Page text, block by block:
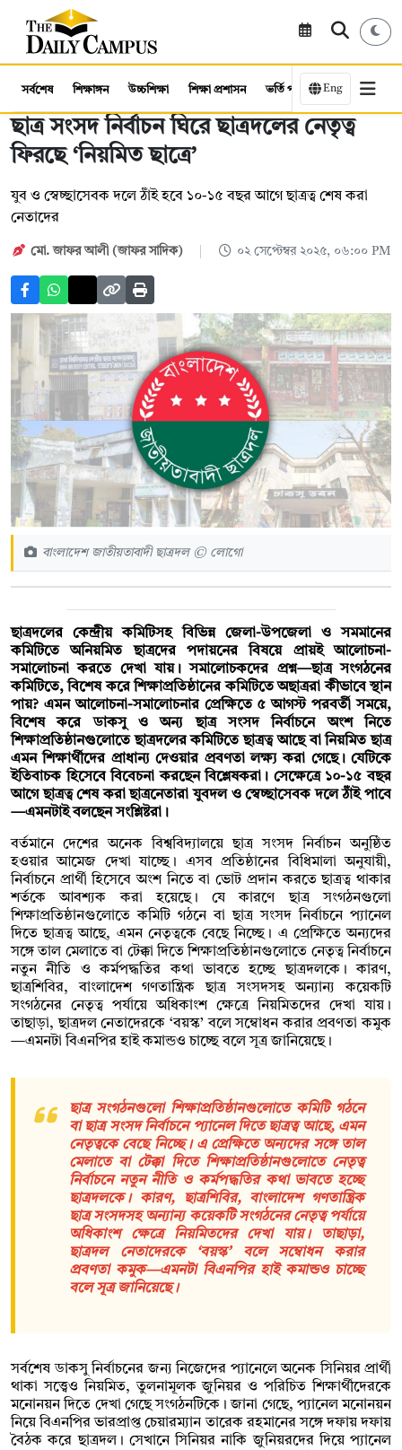
সর্বশেষ শিক্ষাঙ্গন উচ্চশিক্ষা শিক্ষা প্রশাসন ভর্তি পরীক্ষা কর্মসংস্থান
Eng
ছাত্র সংসদ নির্বাচন ঘিরে ছাত্রদলের নেতৃত্ব
ফিরছে ‘নিয়মিত ছাত্রে’
যুব ও স্বেচ্ছাসেবক দলে ঠাঁই হবে ১০-১৫ বছর আগে ছাত্রত্ব শেষ করা
নেতাদের
মো. জাফর আলী (জাফর সাদিক) ০২ সেপ্টেম্বর ২০২৫, ০৬:০০ PM
বাংলাদেশ জাতীয়তাবাদী ছাত্রদল © লোগো
ছাত্রদলের কেন্দ্রীয় কমিটিসহ বিভিন্ন জেলা-উপজেলা ও সমমানের
কমিটিতে অনিয়মিত ছাত্রদের পদায়নের বিষয়ে প্রায়ই আলোচনা-
সমালোচনা করতে দেখা যায়। সমালোচকদের প্রশ্ন—ছাত্র সংগঠনের
কমিটিতে, বিশেষ করে শিক্ষাপ্রতিষ্ঠানের কমিটিতে অছাত্ররা কীভাবে স্থান
পায়? এমন আলোচনা-সমালোচনার প্রেক্ষিতে ৫ আগস্ট পরবর্তী সময়ে,
বিশেষ করে ডাকসু ও অন্য ছাত্র সংসদ নির্বাচনে অংশ নিতে
শিক্ষাপ্রতিষ্ঠানগুলোতে ছাত্রদলের কমিটিতে ছাত্রত্ব আছে বা নিয়মিত ছাত্র
এমন শিক্ষার্থীদের প্রাধান্য দেওয়ার প্রবণতা লক্ষ্য করা গেছে। যেটিকে
ইতিবাচক হিসেবে বিবেচনা করছেন বিশ্লেষকরা। সেক্ষেত্রে ১০-১৫ বছর
আগে ছাত্রত্ব শেষ করা ছাত্রনেতারা যুবদল ও স্বেচ্ছাসেবক দলে ঠাঁই পাবে
—এমনটাই বলছেন সংশ্লিষ্টরা।
বর্তমানে দেশের অনেক বিশ্ববিদ্যালয়ে ছাত্র সংসদ নির্বাচন অনুষ্ঠিত
হওয়ার আমেজ দেখা যাচ্ছে। এসব প্রতিষ্ঠানের বিধিমালা অনুযায়ী,
নির্বাচনে প্রার্থী হিসেবে অংশ নিতে বা ভোট প্রদান করতে ছাত্রত্ব থাকার
শর্তকে আবশ্যক করা হয়েছে। যে কারণে ছাত্র সংগঠনগুলো
শিক্ষাপ্রতিষ্ঠানগুলোতে কমিটি গঠনে বা ছাত্র সংসদ নির্বাচনে প্যানেল
দিতে ছাত্রত্ব আছে, এমন নেতৃত্বকে বেছে নিচ্ছে। এ প্রেক্ষিতে অন্যদের
সঙ্গে তাল মেলাতে বা টেক্কা দিতে শিক্ষাপ্রতিষ্ঠানগুলোতে নেতৃত্ব নির্বাচনে
নতুন নীতি ও কর্মপদ্ধতির কথা ভাবতে হচ্ছে ছাত্রদলকে। কারণ,
ছাত্রশিবির, বাংলাদেশ গণতান্ত্রিক ছাত্র সংসদসহ অন্যান্য কয়েকটি
সংগঠনের নেতৃত্ব পর্যায়ে অধিকাংশ ক্ষেত্রে নিয়মিতদের দেখা যায়।
তাছাড়া, ছাত্রদল নেতাদেরকে ‘বয়স্ক’ বলে সম্বোধন করার প্রবণতা কমুক
—এমনটা বিএনপির হাই কমান্ডও চাচ্ছে বলে সূত্র জানিয়েছে।
ছাত্র সংগঠনগুলো শিক্ষাপ্রতিষ্ঠানগুলোতে কমিটি গঠনে
বা ছাত্র সংসদ নির্বাচনে প্যানেল দিতে ছাত্রত্ব আছে, এমন
নেতৃত্বকে বেছে নিচ্ছে। এ প্রেক্ষিতে অন্যদের সঙ্গে তাল
মেলাতে বা টেক্কা দিতে শিক্ষাপ্রতিষ্ঠানগুলোতে নেতৃত্ব
নির্বাচনে নতুন নীতি ও কর্মপদ্ধতির কথা ভাবতে হচ্ছে
ছাত্রদলকে। কারণ, ছাত্রশিবির, বাংলাদেশ গণতান্ত্রিক
ছাত্র সংসদসহ অন্যান্য কয়েকটি সংগঠনের নেতৃত্ব পর্যায়ে
অধিকাংশ ক্ষেত্রে নিয়মিতদের দেখা যায়। তাছাড়া,
ছাত্রদল নেতাদেরকে ‘বয়স্ক’ বলে সম্বোধন করার
প্রবণতা কমুক—এমনটা বিএনপির হাই কমান্ডও চাচ্ছে
বলে সূত্র জানিয়েছে।
সর্বশেষ ডাকসু নির্বাচনের জন্য নিজেদের প্যানেলে অনেক সিনিয়র প্রার্থী
থাকা সত্ত্বেও নিয়মিত, তুলনামূলক জুনিয়র ও পরিচিত শিক্ষার্থীদেরকে
মনোনয়ন দিতে দেখা গেছে সংগঠনটিকে। জানা গেছে, প্যানেল মনোনয়ন
নিয়ে বিএনপির ভারপ্রাপ্ত চেয়ারম্যান তারেক রহমানের সঙ্গে দফায় দফায়
বৈঠক করে ছাত্রদল। সেখানে সিনিয়র নাকি জুনিয়রদের দিয়ে প্যানেল